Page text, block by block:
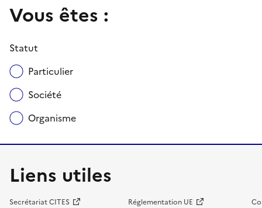
Vous êtes :
Statut
Particulier
Société
Organisme
Liens utiles
Secrétariat CITES Réglementation UE